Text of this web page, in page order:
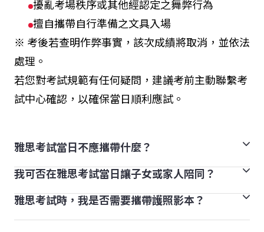
擾亂考場秩序或其他經認定之舞弊行為
擅自攜帶自行準備之文具入場
※ 考後若查明作弊事實，該次成績將取消，並依法
處理。
若您對考試規範有任何疑問，建議考前主動聯繫考
試中心確認，以確保當日順利應試。
雅思考試當日不應攜帶什麼？
考試應秉持誠實，任何舞弊行為均禁止。除了護照、透明
瓶裝水以外，其他物品均不得攜帶。
進入考場前，監考人員會協助考生將其他物品放在置物
區：如包包、帽子、手錶，電子產品等，其中電子產品須
我可否在雅思考試當日讓子女或家人陪同？
不可以。只有考生和監考員得在考試期間進入試場。如果
您的家人或朋友打算在考試結束後接送您，請讓他們在試
雅思考試時，我是否需要攜帶護照影本？